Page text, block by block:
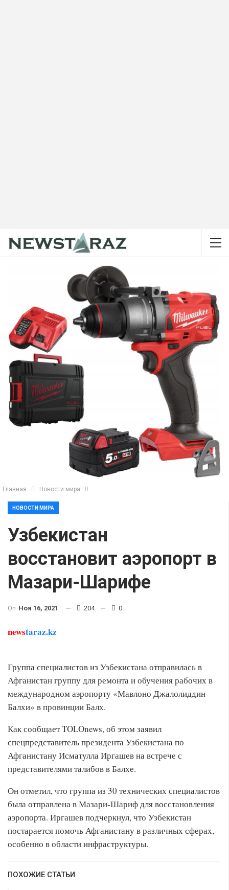
Главная Новости мира
НОВОСТИ МИРА
Узбекистан
восстановит аэропорт в
Мазари-Шарифе
On Ноя 16, 2021 204 0
newstaraz.kz
Группа специалистов из Узбекистана отправилась в
Афганистан группу для ремонта и обучения рабочих в
международном аэропорту «Мавлоно Джалолиддин
Балхи» в провинции Балх.
Как сообщает TOLOnews, об этом заявил
спецпредставитель президента Узбекистана по
Афганистану Исматулла Иргашев на встрече с
представителями талибов в Балхе.
Он отметил, что группа из 30 технических специалистов
была отправлена в Мазари-Шариф для восстановления
аэропорта. Иргашев подчеркнул, что Узбекистан
постарается помочь Афганистану в различных сферах,
особенно в области инфраструктуры.
ПОХОЖИЕ СТАТЬИ